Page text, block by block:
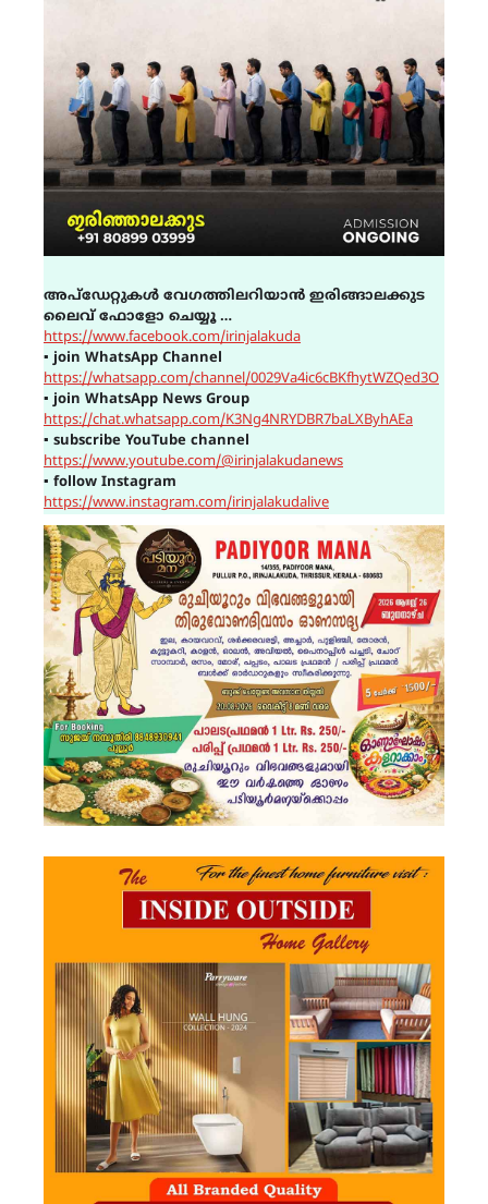
അപ്ഡേറ്റുകൾ വേഗത്തിലറിയാൻ ഇരിങ്ങാലക്കുട
ലൈവ് ഫോളോ ചെയ്യൂ …
https://www.facebook.com/irinjalakuda
▪ join WhatsApp Channel
https://whatsapp.com/channel/0029Va4ic6cBKfhytWZQed3O
▪ join WhatsApp News Group
https://chat.whatsapp.com/K3Ng4NRYDBR7baLXByhAEa
▪ subscribe YouTube channel
https://www.youtube.com/@irinjalakudanews
▪ follow Instagram
https://www.instagram.com/irinjalakudalive